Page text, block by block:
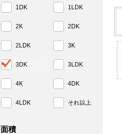
1DK 1LDK
2K 2DK
2LDK 3K
3DK 3LDK
4K 4DK
4LDK それ以上
面積